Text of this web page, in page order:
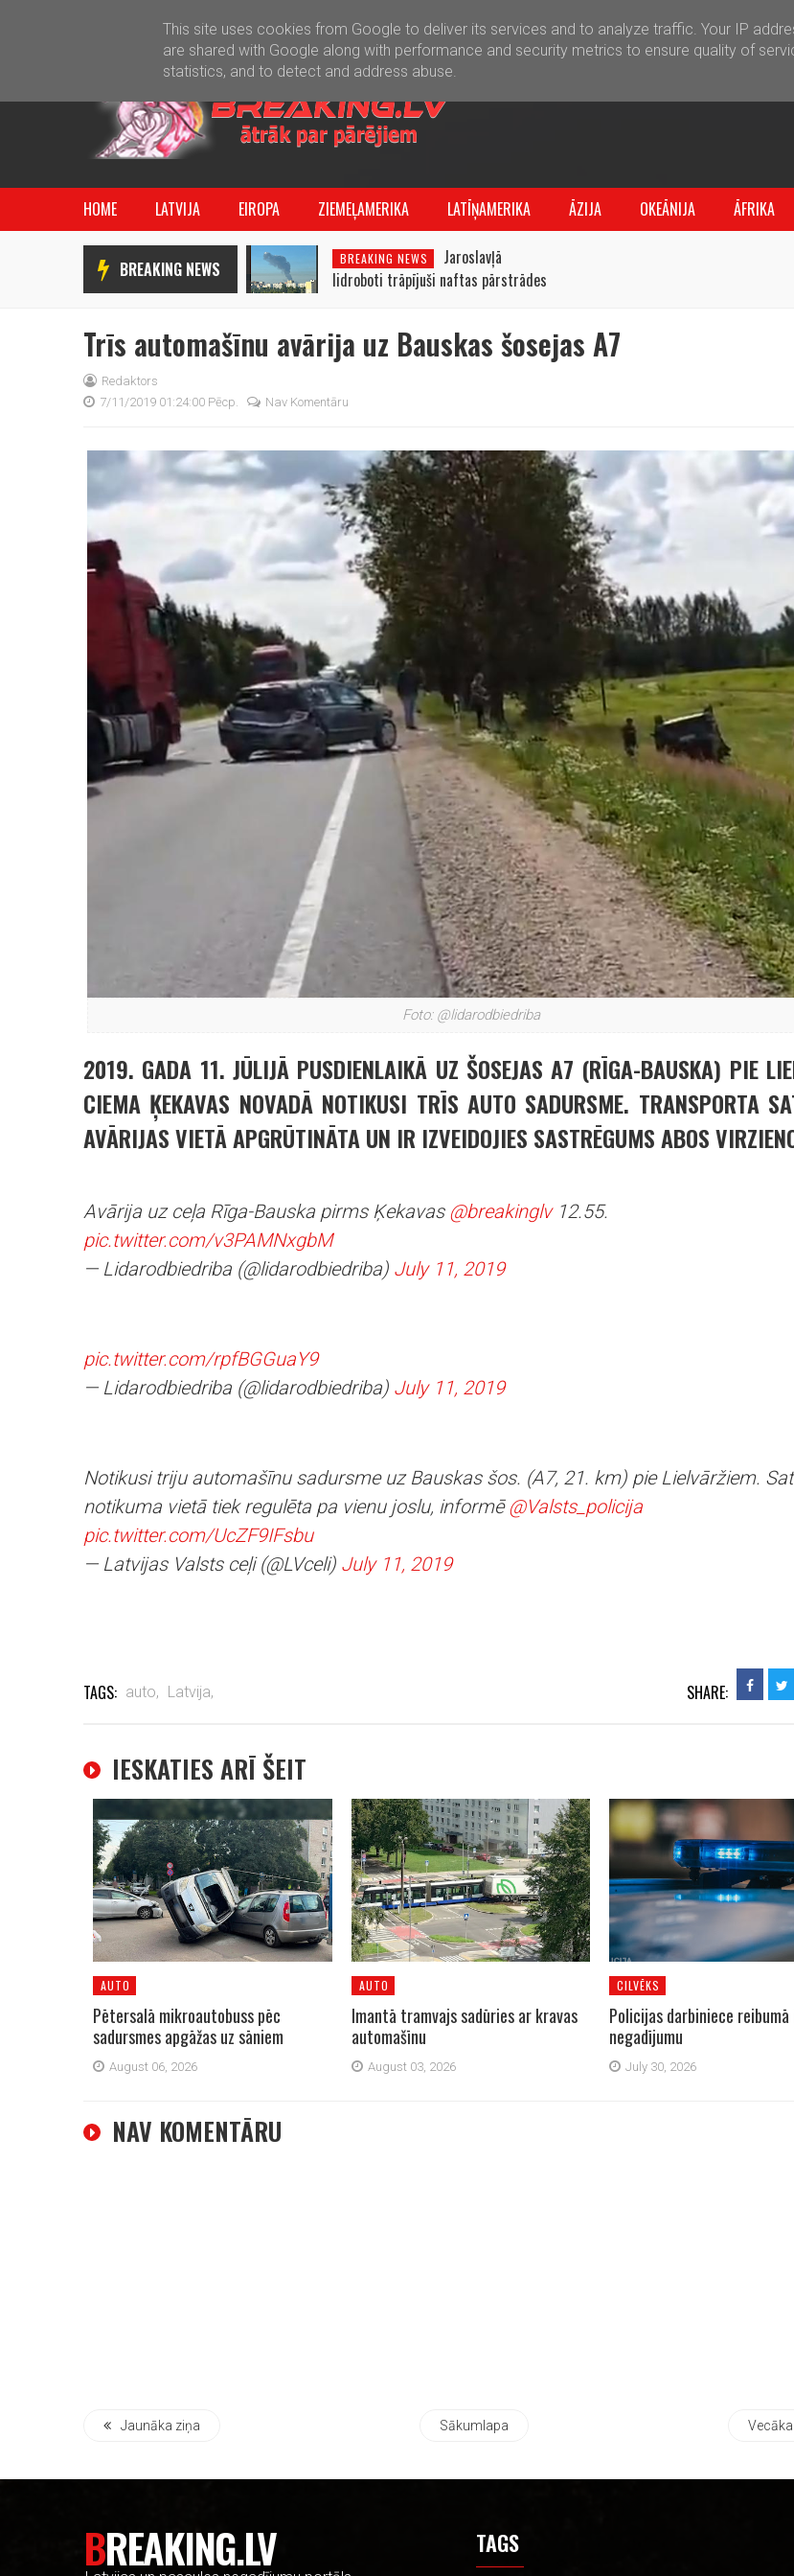
HOME LATVIJA EIROPA ZIEMEĻAMERIKA LATĪŅAMERIKA ĀZIJA OKEĀNIJA ĀFRIKA
BREAKING NEWS BREAKING NEWS
Jaroslavļā
lidroboti trāpījuši naftas pārstrādes
Trīs automašīnu avārija uz Bauskas šosejas A7
Redaktors
7/11/2019 01:24:00 Pēcp.
Nav Komentāru
Foto: @lidarodbiedriba
2019. GADA 11. JŪLIJĀ PUSDIENLAIKĀ UZ ŠOSEJAS A7 (RĪGA-BAUSKA) PIE
CIEMA ĶEKAVAS NOVADĀ NOTIKUSI TRĪS AUTO SADURSME. TRANSPORTA
AVĀRIJAS VIETĀ APGRŪTINĀTA UN IR IZVEIDOJIES SASTRĒGUMS ABOS
Avārija uz ceļa Rīga-Bauska pirms Ķekavas @breakinglv12.55.
pic.twitter.com/v3PAMNxgbM
— Lidarodbiedriba (@lidarodbiedriba) July 11, 2019
pic.twitter.com/rpfBGGuaY9
— Lidarodbiedriba (@lidarodbiedriba) July 11, 2019
Notikusi triju automašīnu sadursme uz Bauskas šos. (A7, 21. km) pie Lielvāržiem.
notikuma vietā tiek regulēta pa vienu joslu, informē@Valsts_policija
pic.twitter.com/UcZF9IFsbu
— Latvijas Valsts ceļi (@LVceli) July 11, 2019
TAGS: auto, Latvija, SHARE:
IESKATIES ARĪ ŠEIT
AUTO
Pētersalā mikroautobuss pēc
sadursmes apgāžas uz sāniem
August 06, 2026
AUTO
Imantā tramvajs sadūries ar kravas
automašīnu
August 03, 2026
CILVĒKS
Policijas darbiniece reibumā
negadījumu
July 30, 2026
NAV KOMENTĀRU
Jaunāka ziņa Sākumlapa
BREAKING.LV TAGS
This site uses cookies from Google to deliver its services and to analyze traffic. Your IP
are shared with Google along with performance and security metrics to ensure quality of
statistics, and to detect and address abuse.